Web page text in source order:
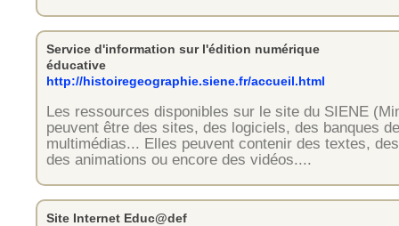
Service d'information sur l'édition numérique
éducative
http://histoiregeographie.siene.fr/accueil.html
Les ressources disponibles sur le site du SIENE
peuvent être des sites, des logiciels, des banques
multimédias... Elles peuvent contenir des textes,
des animations ou encore des vidéos....
Site Internet Educ@def